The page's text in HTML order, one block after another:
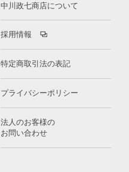
中川政七商店について
採用情報
特定商取引法の表記
プライバシーポリシー
法人のお客様の
お問い合わせ